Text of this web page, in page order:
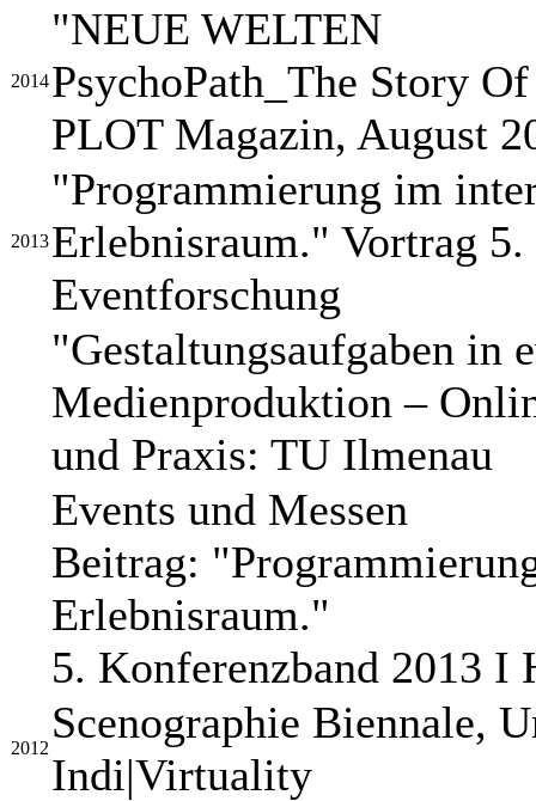
2014
"NEUE WELTEN
PsychoPath_The Story
PLOT Magazin, August
2013
"Programmierung im
Erlebnisraum." Vortrag
Eventforschung
"Gestaltungsaufgaben in
Medienproduktion –
und Praxis: TU Ilmenau
Events und Messen
Beitrag:
Erlebnisraum."
5. Konferenzband 2013 Ι
2012
Scenographie Biennale,
Indi|Virtuality